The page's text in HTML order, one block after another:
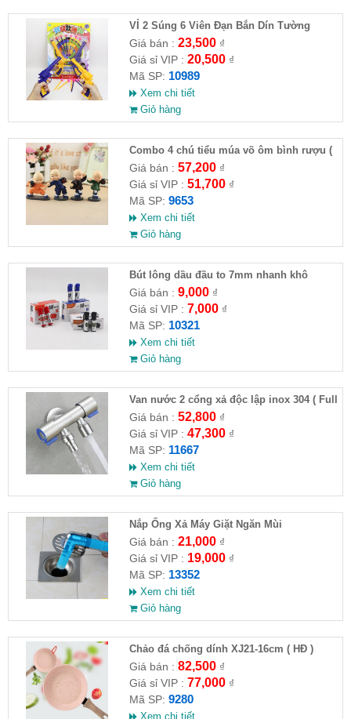
VỈ 2 Súng 6 Viên Đạn Bắn Dín Tường
Giá bán : 23,500₫
Giá sỉ VIP : 20,500₫
Mã SP: 10989
Xem chi tiết
Giỏ hàng
Combo 4 chú tiểu múa võ ôm bình rượu (
HĐ )
Giá bán : 57,200₫
Giá sỉ VIP : 51,700₫
Mã SP: 9653
Xem chi tiết
Giỏ hàng
Bút lông dầu đầu to 7mm nhanh khô
Giá bán : 9,000₫
Giá sỉ VIP : 7,000₫
Mã SP: 10321
Xem chi tiết
Giỏ hàng
Van nước 2 cổng xả độc lập inox 304 ( Full
VAT )
Giá bán : 52,800₫
Giá sỉ VIP : 47,300₫
Mã SP: 11667
Xem chi tiết
Giỏ hàng
Nắp Ống Xả Máy Giặt Ngăn Mùi
Giá bán : 21,000₫
Giá sỉ VIP : 19,000₫
Mã SP: 13352
Xem chi tiết
Giỏ hàng
Chảo đá chống dính XJ21-16cm ( HĐ )
Giá bán : 82,500₫
Giá sỉ VIP : 77,000₫
Mã SP: 9280
Xem chi tiết